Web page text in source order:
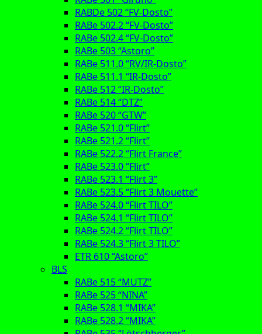
RABDe 502 “FV-Dosto”
RABe 502.2 “FV-Dosto”
RABe 502.4 “FV-Dosto”
RABe 503 “Astoro”
RABe 511.0 “RV/IR-Dosto”
RABe 511.1 “IR-Dosto”
RABe 512 “IR-Dosto”
RABe 514 “DTZ”
RABe 520 “GTW”
RABe 521.0 “Flirt”
RABe 521.2 “Flirt”
RABe 522.2 “Flirt France”
RABe 523.0 “Flirt”
RABe 523.1 “Flirt 3”
RABe 523.5 “Flirt 3 Mouette”
RABe 524.0 “Flirt TILO”
RABe 524.1 “Flirt TILO”
RABe 524.2 “Flirt TILO”
RABe 524.3 “Flirt 3 TILO”
ETR 610 “Astoro”
BLS
RABe 515 “MUTZ”
RABe 525 “NINA”
RABe 528.1 “MIKA”
RABe 528.2 “MIKA”